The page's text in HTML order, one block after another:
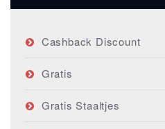
Cashback Discount
Gratis
Gratis Staaltjes